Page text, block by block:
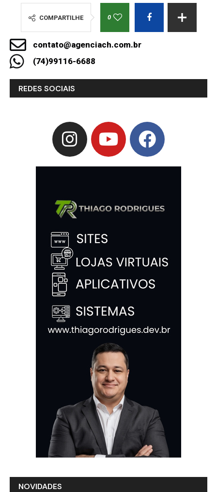
COMPARTILHE 0
contato@agenciach.com.br
(74)99116-6688
REDES SOCIAIS
NOVIDADES